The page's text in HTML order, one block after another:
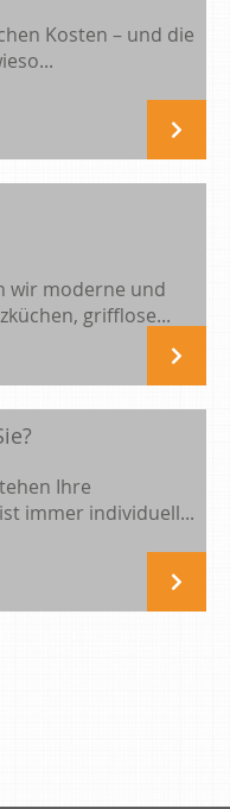
Kosten – und die
wir moderne und
grifflose...
Ihre
immer individuell...